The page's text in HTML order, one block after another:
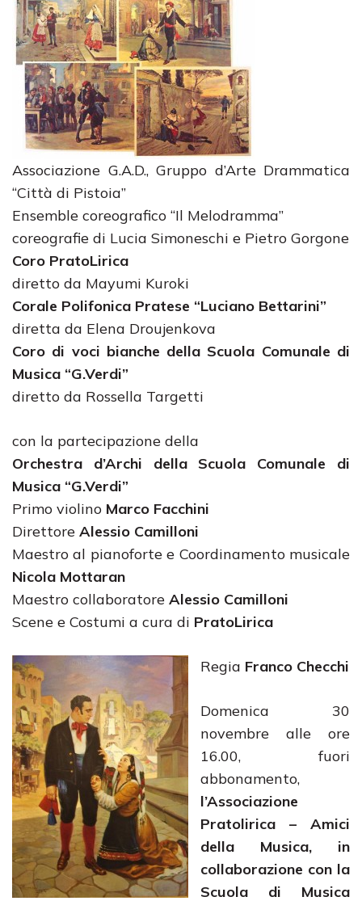
Associazione G.A.D., Gruppo d’Arte Drammatica
“Città di Pistoia”
Ensemble coreografico “Il Melodramma”
coreografie di Lucia Simoneschi e Pietro Gorgone
Coro PratoLirica
diretto da Mayumi Kuroki
Corale Polifonica Pratese “Luciano Bettarini”
diretta da Elena Droujenkova
Coro di voci bianche della Scuola Comunale di
Musica “G.Verdi”
diretto da Rossella Targetti
con la partecipazione della
Orchestra d’Archi della Scuola Comunale di
Musica “G.Verdi”
Primo violino Marco Facchini
Direttore Alessio Camilloni
Maestro al pianoforte e Coordinamento musicale
Nicola Mottaran
Maestro collaboratore Alessio Camilloni
Scene e Costumi a cura di PratoLirica
Regia Franco Checchi
Domenica 30
novembre alle ore
16.00, fuori
abbonamento,
l’Associazione
Pratolirica – Amici
della Musica, in
collaborazione con la
Scuola di Musica